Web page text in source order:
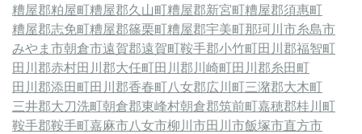
糟屋郡粕屋町糟屋郡久山町糟屋郡新宮町糟屋郡須惠町
糟屋郡志免町糟屋郡篠栗町糟屋郡宇美町那珂川市糸島市
みやま市朝倉市遠賀郡遠賀町鞍手郡小竹町田川郡福智町
田川郡赤村田川郡大任町田川郡川崎町田川郡糸田町
田川郡添田町田川郡香春町八女郡広川町三潴郡大木町
三井郡大刀洗町朝倉郡東峰村朝倉郡筑前町嘉穂郡桂川町
鞍手郡鞍手町嘉麻市八女市柳川市田川市飯塚市直方市